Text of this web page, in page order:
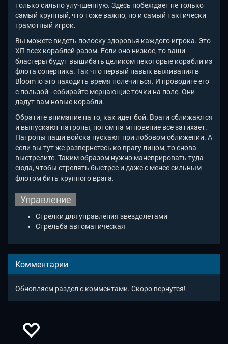
только сильно улучшенную. Здесь побеждает не только
самый крупный, что тоже важно, но и самый тактически
грамотный игрок.
Вы можете видеть полоску здоровья каждого игрока. Это
ХП всех кораблей разом. Если оно низкое, то ваши
бластеры будут вышибать целиком некоторые корабли из
флота соперника. Так что первый навык выживания в
Bloom io это находить время полечиться. И проводите его
с пользой - собирайте мерцающие точки на поле. Они
дадут вам новые корабли.
Обратите внимание на то, как идет бой. Враги сближаются
и выпускают патроны, потом на мгновение все затихает.
Патроны наши войска пускают при лобовом сближении. А
если вы тут же развернетесь ко врагу лицом, то снова
выстрелите. Таким образом нужно маневрировать туда-
сюда, чтобы стрелять быстрее и даже с менее сильным
флотом бить крупного врага.
Управление
Стрелки для управления звездолетами
Стрельба автоматическая
Комментарии
Обновляем раздел с комментами. Скоро вернутся!